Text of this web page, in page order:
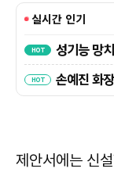
제안서에는 신